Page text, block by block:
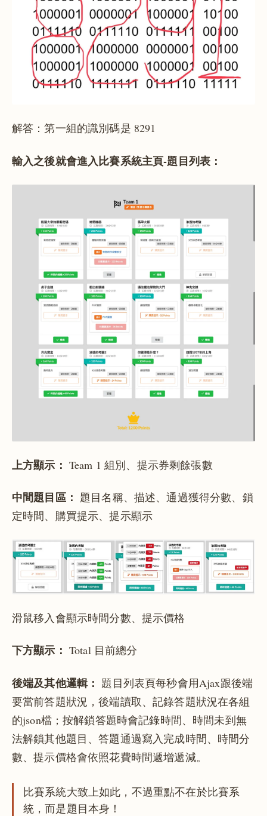
解答：第一組的識別碼是 8291
輸入之後就會進入比賽系統主頁-題目列表：
上方顯示： Team 1 組別、提示券剩餘張數
中間題目區： 題目名稱、描述、通過獲得分數、鎖
定時間、購買提示、提示顯示
滑鼠移入會顯示時間分數、提示價格
下方顯示： Total 目前總分
後端及其他邏輯： 題目列表頁每秒會用Ajax跟後端
要當前答題狀況，後端讀取、記錄答題狀況在各組
的json檔；按解鎖答題時會記錄時間、時間未到無
法解鎖其他題目、答題通過寫入完成時間、時間分
數、提示價格會依照花費時間遞增遞減。
比賽系統大致上如此，不過重點不在於比賽系
統，而是題目本身！